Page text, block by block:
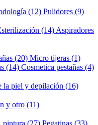
(12) Pulidores (9)
(14) Aspiradores
(20) Micro tijeras (1)
(14) Cosmetica pestañas (4)
la piel y depilación (16)
y otro (11)
pintura (27) Pegatinas (33)